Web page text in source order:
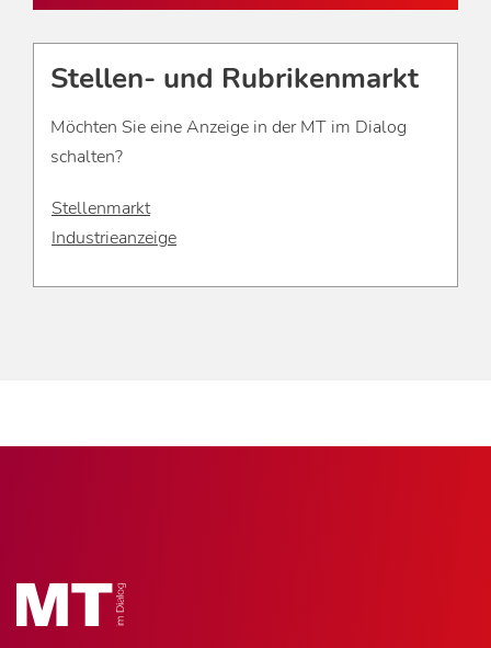
Stellen- und Rubrikenmarkt
Möchten Sie eine Anzeige in der MT im Dialog
schalten?
Stellenmarkt
Industrieanzeige